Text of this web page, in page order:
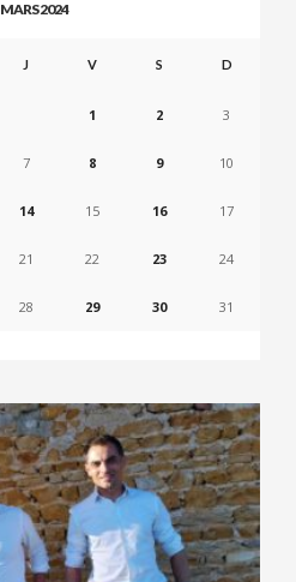
MARS 2024
J V S D
1 2 3
7 8 9 10
14 15 16 17
21 22 23 24
28 29 30 31